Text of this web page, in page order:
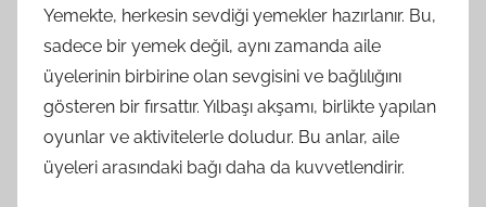
Yemekte, herkesin sevdiği yemekler hazırlanır. Bu,
sadece bir yemek değil, aynı zamanda aile
üyelerinin birbirine olan sevgisini ve bağlılığını
gösteren bir fırsattır. Yılbaşı akşamı, birlikte yapılan
oyunlar ve aktivitelerle doludur. Bu anlar, aile
üyeleri arasındaki bağı daha da kuvvetlendirir.